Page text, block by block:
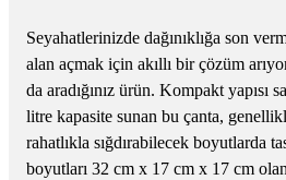
Seyahatlerinizde dağınıklığa son
alan açmak için akıllı bir çözüm
da aradığınız ürün. Kompakt yapısı
litre kapasite sunan bu çanta,
rahatlıkla sığdırabilecek boyutlarda
boyutları 32 cm x 17 cm x 17 cm